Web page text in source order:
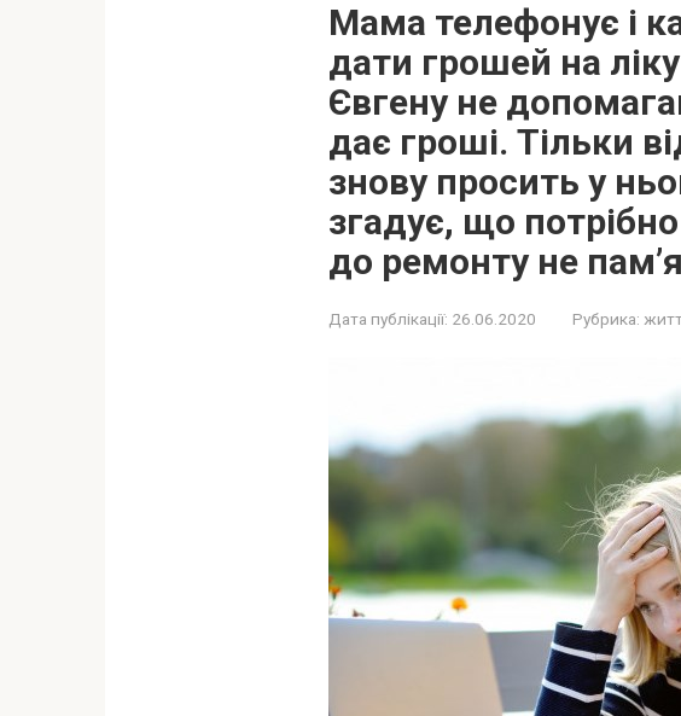
Мама телефонує і
дати грошей на
Євгену не
дає гроші. Тільки
знову просить у
згадує, що
до ремонту не
Дата публікації: 26.06.2020 Рубрика: